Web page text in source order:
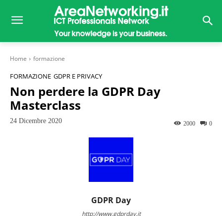
Home formazione
FORMAZIONE GDPR E PRIVACY
Non perdere la GDPR Day
Masterclass
24 Dicembre 2020 0
2000
GDPR Day
http://www.gdprday.it